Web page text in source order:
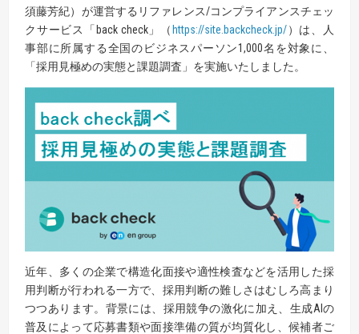
須藤芳紀）が運営するリファレンス/コンプライアンスチェッ
クサービス「back check」（https://site.backcheck.jp/）は、人
事部に所属する全国のビジネスパーソン1,000名を対象に、
「採用見極めの実態と課題調査」を実施いたしました。
近年、多くの企業で構造化面接や適性検査などを活用した採
用判断が行われる一方で、採用判断の難しさはむしろ高まり
つつあります。背景には、採用競争の激化に加え、生成AIの
普及によって応募書類や面接準備の質が均質化し、候補者ご